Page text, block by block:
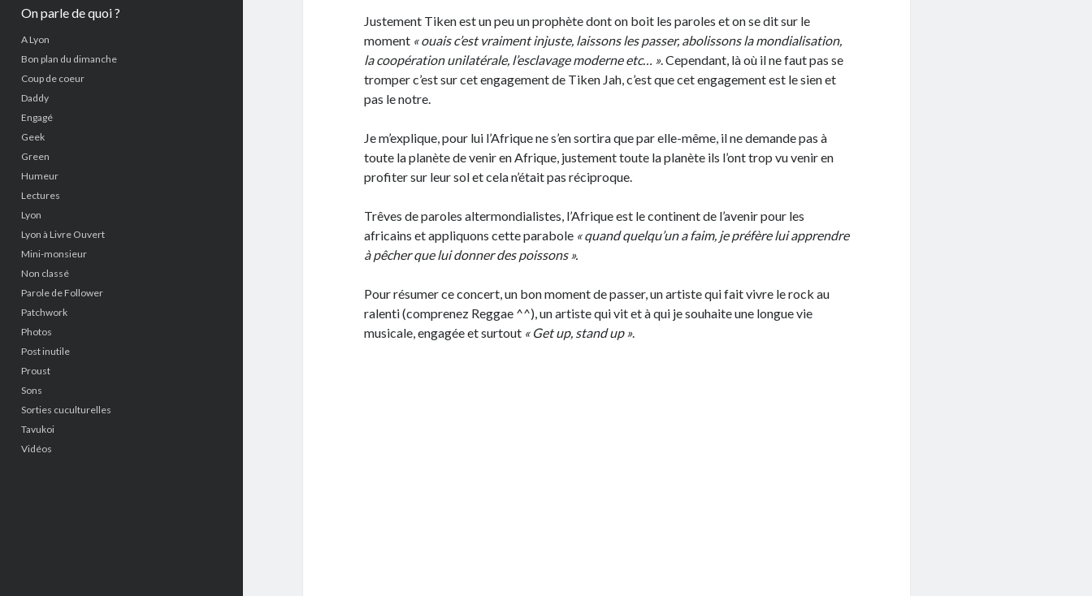
On parle de quoi ?
A Lyon
Bon plan du dimanche
Coup de coeur
Daddy
Engagé
Geek
Green
Humeur
Lectures
Lyon
Lyon à Livre Ouvert
Mini-monsieur
Non classé
Parole de Follower
Patchwork
Photos
Post inutile
Proust
Sons
Sorties cuculturelles
Tavukoi
Vidéos
Justement Tiken est un peu un prophète dont on boit les paroles et on se dit sur le
moment « ouais c’est vraiment injuste, laissons les passer, abolissons la mondialisation,
la coopération unilatérale, l’esclavage moderne etc… ». Cependant, là où il ne faut pas se
tromper c’est sur cet engagement de Tiken Jah, c’est que cet engagement est le sien et
pas le notre.
Je m’explique, pour lui l’Afrique ne s’en sortira que par elle-même, il ne demande pas à
toute la planète de venir en Afrique, justement toute la planète ils l’ont trop vu venir en
profiter sur leur sol et cela n’était pas réciproque.
Trêves de paroles altermondialistes, l’Afrique est le continent de l’avenir pour les
africains et appliquons cette parabole « quand quelqu’un a faim, je préfère lui apprendre
à pêcher que lui donner des poissons ».
Pour résumer ce concert, un bon moment de passer, un artiste qui fait vivre le rock au
ralenti (comprenez Reggae ^^), un artiste qui vit et à qui je souhaite une longue vie
musicale, engagée et surtout « Get up, stand up ».